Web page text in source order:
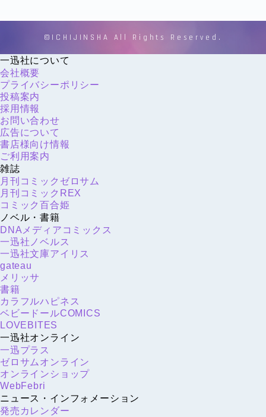
©ICHIJINSHA All Rights Reserved.
一迅社について
会社概要
プライバシーポリシー
投稿案内
採用情報
お問い合わせ
広告について
書店様向け情報
ご利用案内
雑誌
月刊コミックゼロサム
月刊コミックREX
コミック百合姫
ノベル・書籍
DNAメディアコミックス
一迅社ノベルス
一迅社文庫アイリス
gateau
メリッサ
書籍
カラフルハピネス
ベビードールCOMICS
LOVEBITES
一迅社オンライン
一迅プラス
ゼロサムオンライン
オンラインショップ
WebFebri
ニュース・インフォメーション
発売カレンダー